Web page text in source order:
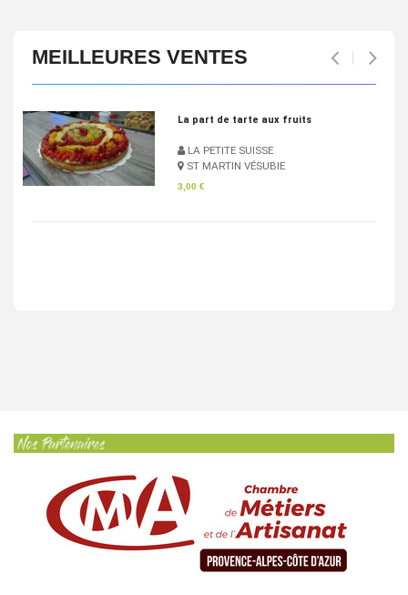
MEILLEURES VENTES
Pan Bagnat
LA PETITE SUISSE
ST MARTIN VÉSUBIE
4,83 €